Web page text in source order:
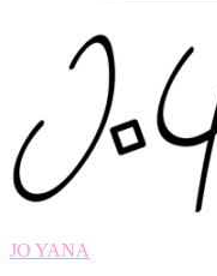
JO YANA